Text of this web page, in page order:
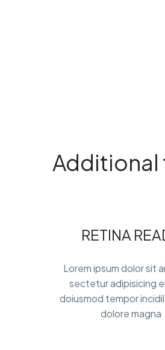
Additional
RETINA
Lorem ipsum dolor sit
sectetur adipisicing
doiusmod tempor
dolore magna